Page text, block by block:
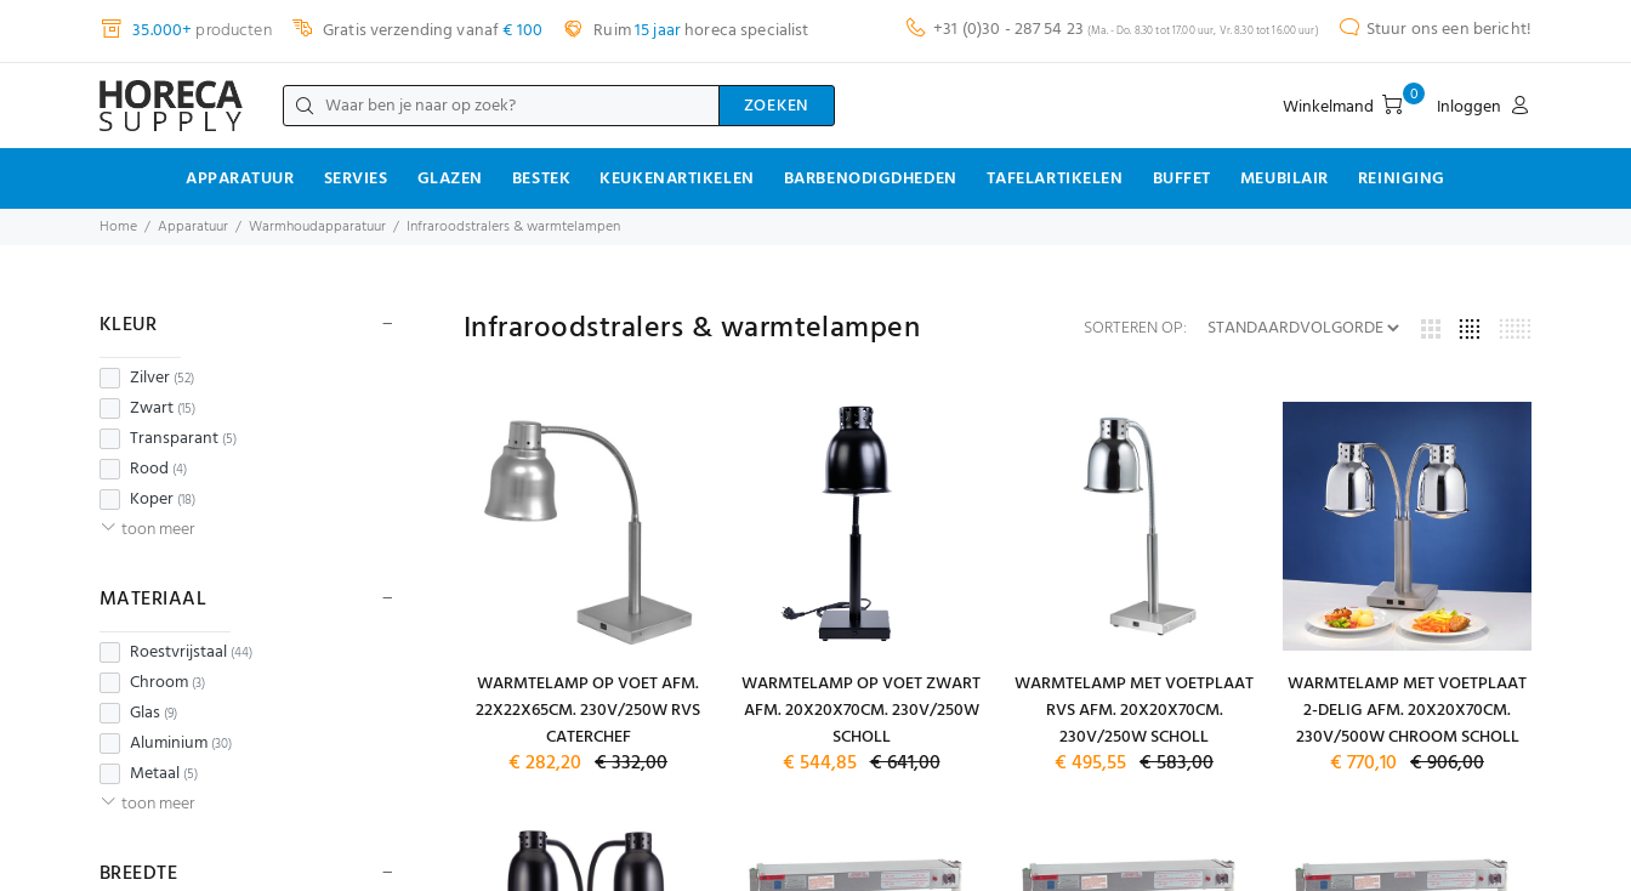
35.000+ producten Gratis verzending vanaf€ 100 Ruim15 jaarhoreca specialist +31 (0)30 - 287 54 23 (Ma. - Do. 8.30 tot 17.00 uur, Vr. 8.30 tot 16.00 uur) Stuur ons een bericht!
ZOEKEN Winkelmand 0 Inloggen
APPARATUUR SERVIES GLAZEN BESTEK KEUKENARTIKELEN BARBENODIGDHEDEN TAFELARTIKELEN BUFFET MEUBILAIR REINIGING
Home Apparatuur Warmhoudapparatuur Infraroodstralers & warmtelampen
KLEUR
Zilver (52)
Zwart (15)
Transparant (5)
Rood (4)
Koper (18)
toon meer
MATERIAAL
Roestvrijstaal (44)
Chroom (3)
Glas (9)
Aluminium (30)
Metaal (5)
toon meer
BREEDTE
Infraroodstralers & warmtelampen SORTEREN OP:
WARMTELAMP OP VOET AFM.
22X22X65CM. 230V/250W RVS
CATERCHEF
€ 282,20 € 332,00
WARMTELAMP OP VOET ZWART
AFM. 20X20X70CM. 230V/250W
SCHOLL
€ 544,85 € 641,00
WARMTELAMP MET VOETPLAAT
RVS AFM. 20X20X70CM.
230V/250W SCHOLL
€ 495,55 € 583,00
WARMTELAMP MET VOETPLAAT
2-DELIG AFM. 20X20X70CM.
230V/500W CHROOM SCHOLL
€ 770,10 € 906,00